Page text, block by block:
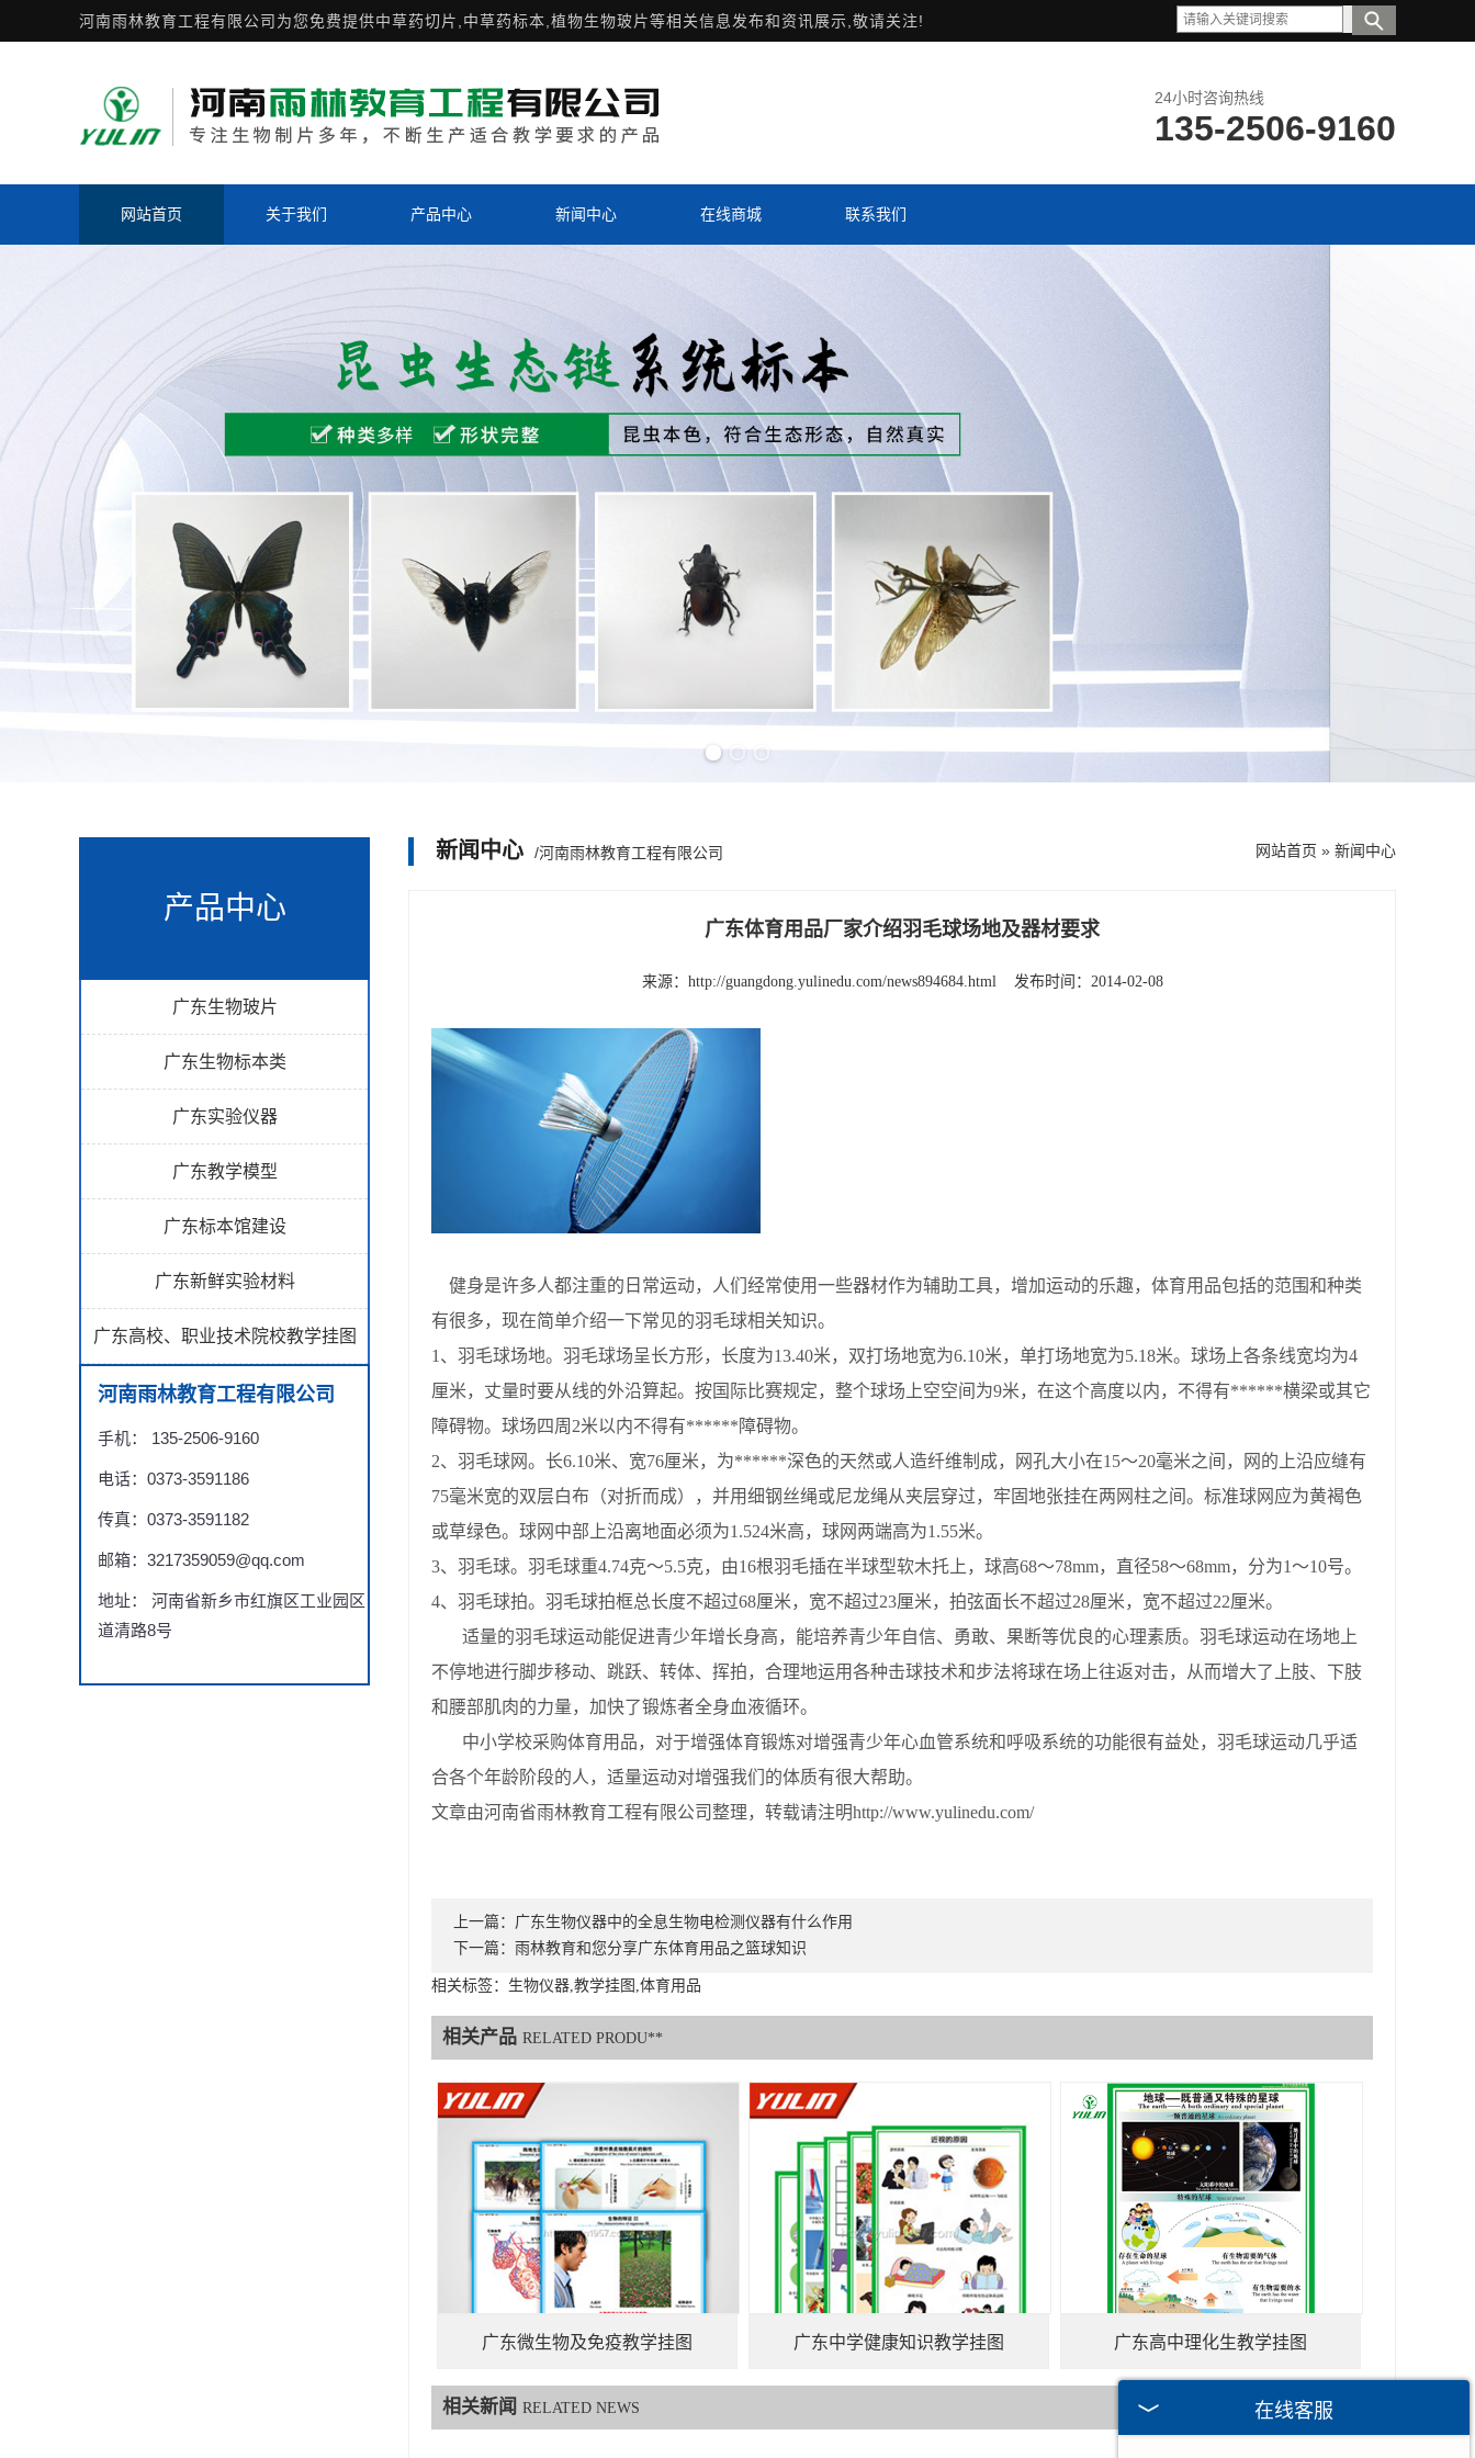
河南雨林教育工程有限公司为您免费提供中草药切片 ,中草药标本,植物生物玻片等相关信息发布和资讯展示,敬请关注!
24小时咨询热线
135-2506-9160
网站首页 关于我们 产品中心 新闻中心 在线商城 联系我们
产品中心
广东生物玻片
广东生物标本类
广东实验仪器
广东教学模型
广东标本馆建设
广东新鲜实验材料
广东高校、职业技术院校教学挂图
河南雨林教育工程有限公司
手机： 135-2506-9160
电话：0373-3591186
传真：0373-3591182
邮箱：3217359059@qq.com
地址： 河南省新乡市红旗区工业园区
道清路8号
新闻中心 /河南雨林教育工程有限公司 网站首页 » 新闻中心
广东体育用品厂家介绍羽毛球场地及器材要求
来源： http://guangdong.yulinedu.com/news894684.html 发布时间：2014-02-08
健身是许多人都注重的日常运动，人们经常使用一些器材作为辅助工具，增加运动的乐趣，体育用品包括的范围和种类
有很多，现在简单介绍一下常见的羽毛球相关知识。
1 、羽毛球场地。羽毛球场呈长方形，长度为13.40米，双打场地宽为6.10米，单打场地宽为5.18米。球场上各条线宽均为4
厘米，丈量时要从线的外沿算起。按国际比赛规定，整个球场上空空间为9米，在这个高度以内，不得有******横梁或其它
障碍物。球场四周 2米以内不得有******障碍物。
2、羽毛球网。长6.10米、宽76厘米，为******深色的天然或人造纤维制成，网孔大小在15～20毫米之间，网的上沿应缝有
75毫米宽的双层白布（对折而成），并用细钢丝绳或尼龙绳从夹层穿过，牢固地张挂在两网柱之间。标准球网应为黄褐色
或草绿色。球网中部上沿离地面必须为1.524米高，球网两端高为1.55米。
3、羽毛球。羽毛球重4.74克～5.5克，由16根羽毛插在半球型软木托上，球高68～78mm，直径58～68mm，分为1 ～10号。
4、羽毛球拍。羽毛球拍框总长度不超过68厘米，宽不超过23厘米，拍弦面长不超过28厘米，宽不超过22厘米。
适量的羽毛球运动能促进青少年增长身高，能培养青少年自信、勇敢、果断等优良的心理素质。羽毛球运动在场地上
不停地进行脚步移动、跳跃、转体、挥拍，合理地运用各种击球技术和步法将球在场上往返对击，从而增大了上肢、下肢
和腰部肌肉的力量，加快了锻炼者全身血液循环。
中小学校采购体育用品，对于增强体育锻炼对增强青少年心血管系统和呼吸系统的功能很有益处，羽毛球运动几乎适
合各个年龄阶段的人，适量运动对增强我们的体质有很大帮助。
文章由河南省雨林教育工程有限公司整理，转载请注明http://www.yulinedu.com/
上一篇： 广东生物仪器中的全息生物电检测仪器有什么作用
下一篇： 雨林教育和您分享广东体育用品之篮球知识
相关标签：生物仪器,教学挂图,体育用品
相关产品 RELATED PRODU**
广东微生物及免疫教学挂图 广东中学健康知识教学挂图 广东高中理化生教学挂图
相关新闻 RELATED NEWS 在线客服